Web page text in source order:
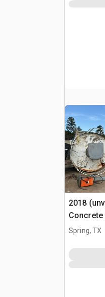
2018
Concrete
Spring, TX